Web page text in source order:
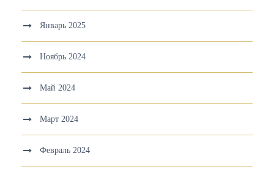
Январь 2025
Ноябрь 2024
Май 2024
Март 2024
Февраль 2024